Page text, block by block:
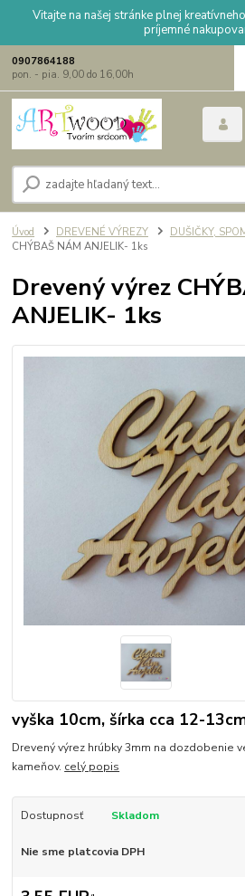
Vitajte na našej stránke plnej
príjemné
0907864188
pon. - pia. 9,00 do 16,00h
Úvod DREVENÉ VÝREZY DUŠIČKY,
CHÝBAŠ NÁM ANJELIK- 1ks
Drevený výrez
ANJELIK- 1ks
vyška 10cm, šírka cca 12-
Drevený výrez hrúbky 3mm na dozdobenie
kameňov. celý popis
Dostupnosť Skladom
Nie sme platcovia DPH